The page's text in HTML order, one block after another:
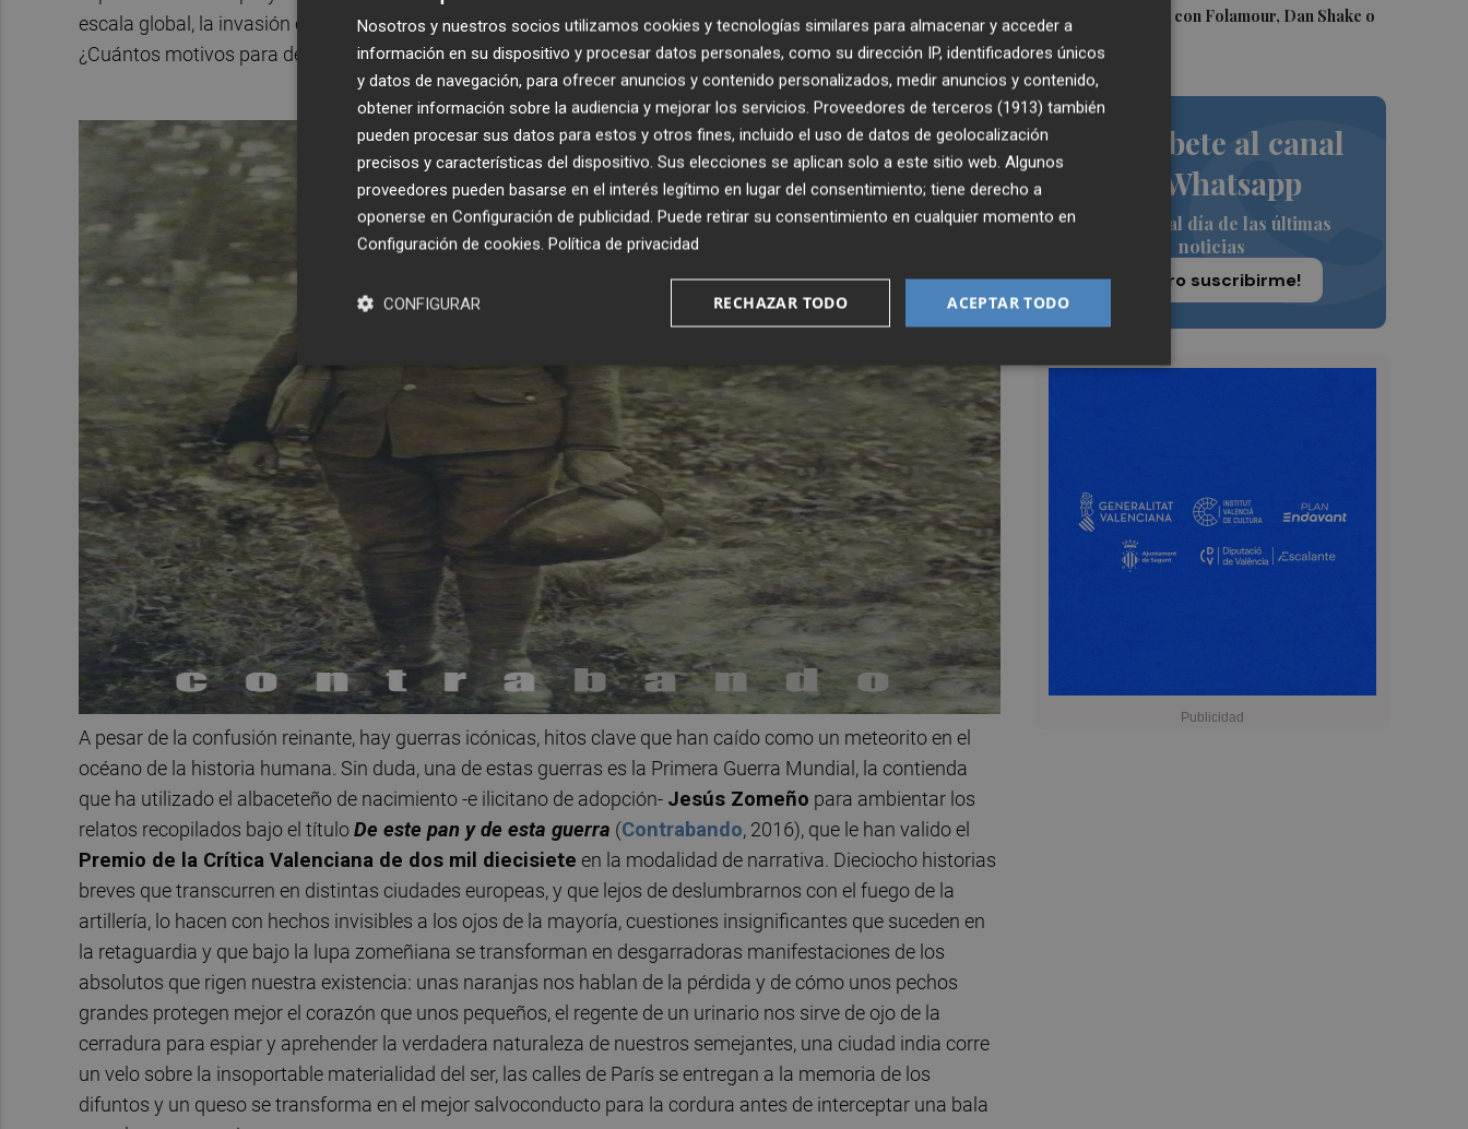
más de 10 horas con Folamour, Dan Shake o
Suscríbete al canal
de Whatsapp
Siempre al día de las últimas
noticias
¡Quiero suscribirme!
escala global, la invasión cultural, la deslocalización de la industria. ¿Cuántas guerras a la vez hay en Siria?
¿Cuántos motivos para derramar sangre se superponen en el tablero internacional?
A pesar de la confusión reinante, hay guerras icónicas, hitos clave que han caído como un meteorito en el
océano de la historia humana. Sin duda, una de estas guerras es la Primera Guerra Mundial, la contienda
que ha utilizado el albaceteño de nacimiento -e ilicitano de adopción- Jesús Zomeño para ambientar los
relatos recopilados bajo el títuloDe este pan y de esta guerra (Contrabando, 2016), que le han valido el
Premio de la Crítica Valenciana de dos mil diecisiete en la modalidad de narrativa. Dieciocho historias
breves que transcurren en distintas ciudades europeas, y que lejos de deslumbrarnos con el fuego de la
artillería, lo hacen con hechos invisibles a los ojos de la mayoría, cuestiones insignificantes que suceden en
la retaguardia y que bajo la lupa zomeñiana se transforman en desgarradoras manifestaciones de los
absolutos que rigen nuestra existencia: unas naranjas nos hablan de la pérdida y de cómo unos pechos
grandes protegen mejor el corazón que unos pequeños, el regente de un urinario nos sirve de ojo de la
cerradura para espiar y aprehender la verdadera naturaleza de nuestros semejantes, una ciudad india corre
un velo sobre la insoportable materialidad del ser, las calles de París se entregan a la memoria de los
difuntos y un queso se transforma en el mejor salvoconducto para la cordura antes de interceptar una bala
Nosotros y nuestros socios utilizamos cookies y tecnologías similares para almacenar y acceder a
información en su dispositivo y procesar datos personales, como su dirección IP, identificadores únicos
y datos de navegación, para ofrecer anuncios y contenido personalizados, medir anuncios y contenido,
obtener información sobre la audiencia y mejorar los servicios. Proveedores de terceros (1913) también
pueden procesar sus datos para estos y otros fines, incluido el uso de datos de geolocalización
precisos y características del dispositivo. Sus elecciones se aplican solo a este sitio web. Algunos
proveedores pueden basarse en el interés legítimo en lugar del consentimiento; tiene derecho a
oponerse en Configuración de publicidad. Puede retirar su consentimiento en cualquier momento en
Configuración de cookies. Política de privacidad
ACEPTAR TODO
RECHAZAR TODO
CONFIGURAR